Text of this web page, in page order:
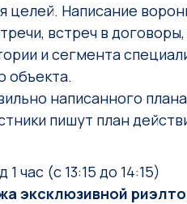
целей. Написание
встреч в
и сегмента
объекта.
написанного
пишут план
час (с 13:15 до 14:15)
эксклюзивной